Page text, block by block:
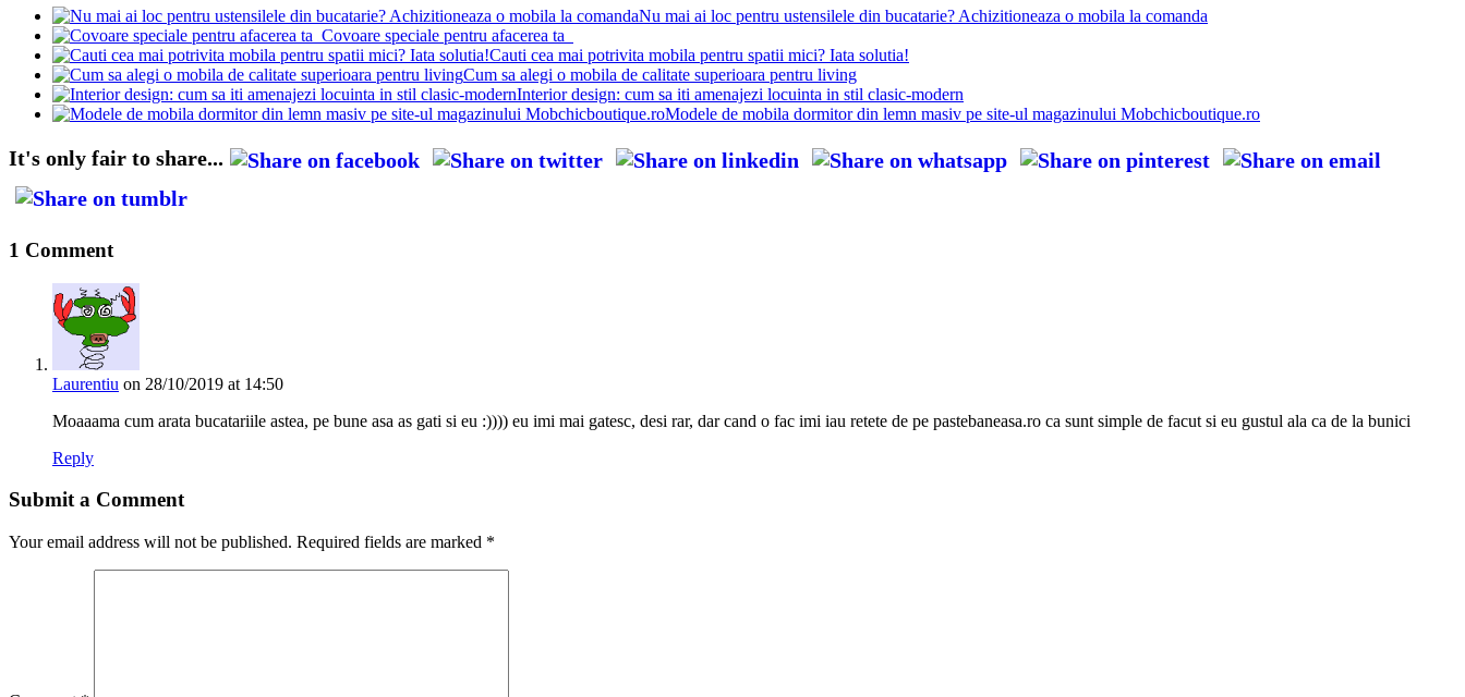
Nu mai ai loc pentru ustensilele din bucatarie? Achizitioneaza o mobila la comanda
Covoare speciale pentru afacerea ta
Cauti cea mai potrivita mobila pentru spatii mici? Iata solutia!
Cum sa alegi o mobila de calitate superioara pentru living
Interior design: cum sa iti amenajezi locuinta in stil clasic-modern
Modele de mobila dormitor din lemn masiv pe site-ul magazinului Mobchicboutique.ro
It's only fair to share...
1 Comment
Laurentiu on 28/10/2019 at 14:50
Moaaama cum arata bucatariile astea, pe bune asa as gati si eu :)))) eu imi mai gatesc, desi rar, dar cand o fac imi iau retete de pe pastebaneasa.ro ca sunt simple de facut si eu gustul ala ca de la bunici
Reply
Submit a Comment
Your email address will not be published. Required fields are marked *